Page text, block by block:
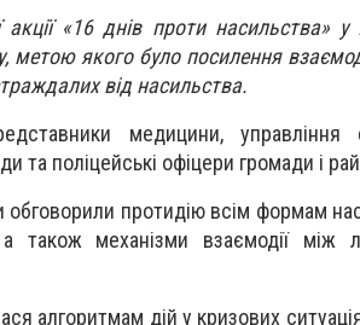
акції «16 днів проти насильства»
метою якого було посилення
від насильства.
медицини, управління
та поліцейські офіцери громади і
обговорили протидію всім формам
також механізми взаємодії між
алгоритмам дій у кризових